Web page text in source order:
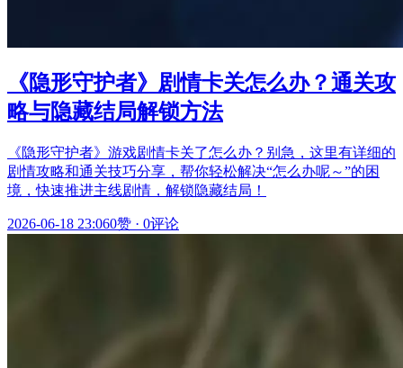
《隐形守护者》剧情卡关怎么办？通关攻
略与隐藏结局解锁方法
《隐形守护者》游戏剧情卡关了怎么办？别急，这里有详细的
剧情攻略和通关技巧分享，帮你轻松解决“怎么办呢～”的困
境，快速推进主线剧情，解锁隐藏结局！
2026-06-18 23:060赞 · 0评论